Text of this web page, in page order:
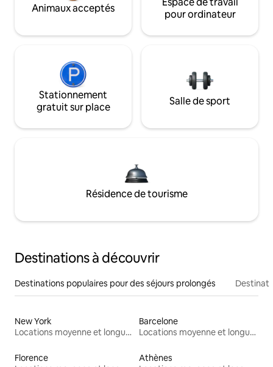
Animaux acceptés
pour ordinateur
Stationnement
gratuit sur place
Salle de sport
Résidence de tourisme
Destinations à découvrir
Destinations populaires pour des séjours prolongés
New York
Locations moyenne et longue durée
Barcelone
Locations moyenne et longue durée
Florence
Athènes